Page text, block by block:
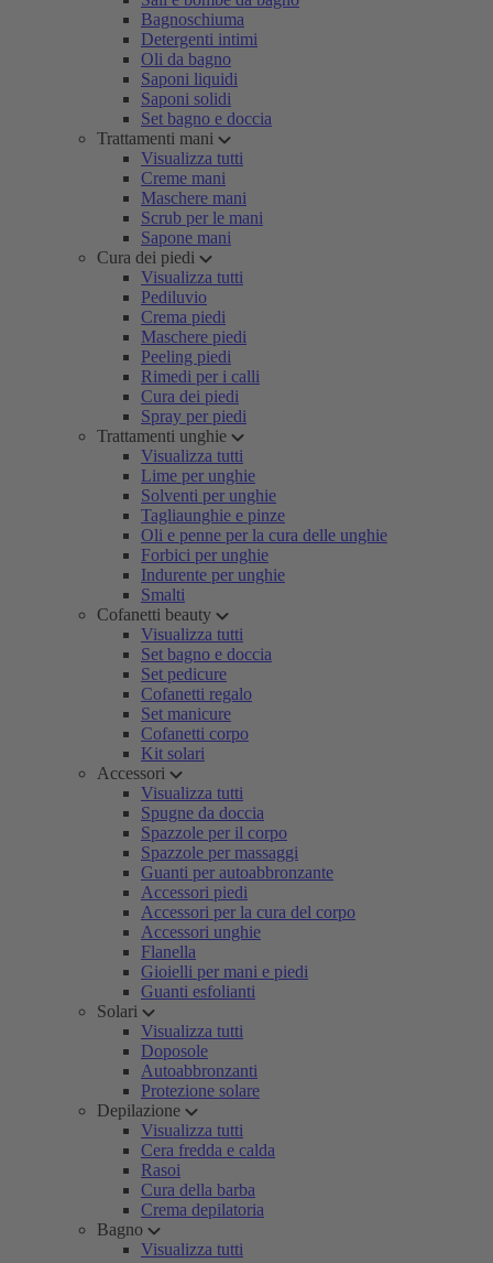
Bagnoschiuma
Detergenti intimi
Oli da bagno
Saponi liquidi
Saponi solidi
Set bagno e doccia
Trattamenti mani
Visualizza tutti
Creme mani
Maschere mani
Scrub per le mani
Sapone mani
Cura dei piedi
Visualizza tutti
Pediluvio
Crema piedi
Maschere piedi
Peeling piedi
Rimedi per i calli
Cura dei piedi
Spray per piedi
Trattamenti unghie
Visualizza tutti
Lime per unghie
Solventi per unghie
Tagliaunghie e pinze
Oli e penne per la cura delle unghie
Forbici per unghie
Indurente per unghie
Smalti
Cofanetti beauty
Visualizza tutti
Set bagno e doccia
Set pedicure
Cofanetti regalo
Set manicure
Cofanetti corpo
Kit solari
Accessori
Visualizza tutti
Spugne da doccia
Spazzole per il corpo
Spazzole per massaggi
Guanti per autoabbronzante
Accessori piedi
Accessori per la cura del corpo
Accessori unghie
Flanella
Gioielli per mani e piedi
Guanti esfolianti
Solari
Visualizza tutti
Doposole
Autoabbronzanti
Protezione solare
Depilazione
Visualizza tutti
Cera fredda e calda
Rasoi
Cura della barba
Crema depilatoria
Bagno
Visualizza tutti